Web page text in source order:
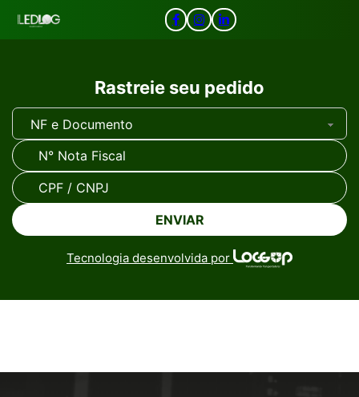
Rastreie seu pedido
ENVIAR
Tecnologia desenvolvida por